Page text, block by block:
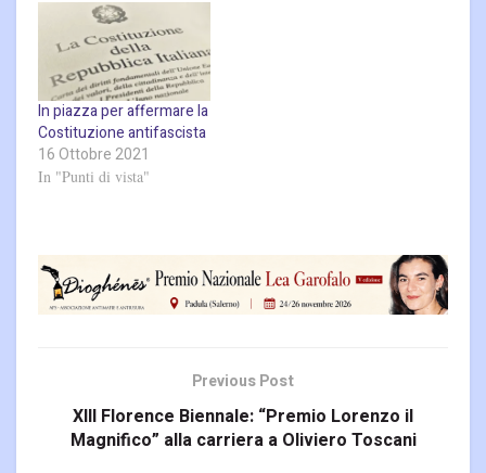
In piazza per affermare la
Costituzione antifascista
16 Ottobre 2021
In "Punti di vista"
Previous Post
XIII Florence Biennale: “Premio Lorenzo il
Magnifico” alla carriera a Oliviero Toscani